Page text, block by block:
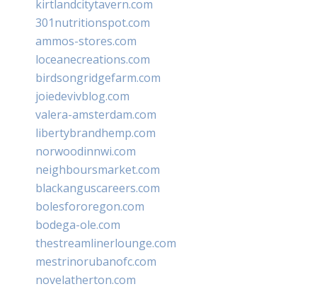
kirtlandcitytavern.com
301nutritionspot.com
ammos-stores.com
loceanecreations.com
birdsongridgefarm.com
joiedevivblog.com
valera-amsterdam.com
libertybrandhemp.com
norwoodinnwi.com
neighboursmarket.com
blackanguscareers.com
bolesfororegon.com
bodega-ole.com
thestreamlinerlounge.com
mestrinorubanofc.com
novelatherton.com